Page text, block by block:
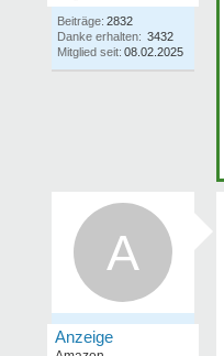
Beiträge: 2832
Danke erhalten: 3432
Mitglied seit: 08.02.2025
A